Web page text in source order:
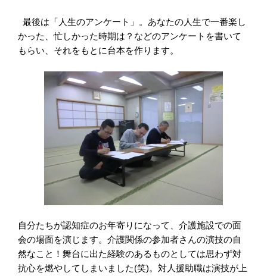
最後は「人生のアンケート」。あなたの人生で一番楽し
かった、忙しかった時期は？などのアンケートを書いて
もらい、それをもとに台本を作ります。
自分たちが認知症のお年寄りになって、介護施設での面
会の場面を演じます。介護関係の参加者さんの演技の自
然なこと！舞台に出た経験のあるものとしては思わず対
抗心を燃やしてしまいました(笑)。対人援助職は演技が上